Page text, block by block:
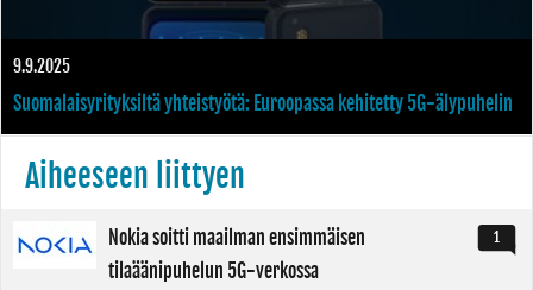
9.9.2025
Suomalaisyrityksiltä yhteistyötä: Euroopassa kehitetty 5G-älypuhelin
äärimmäisiin tietoturvatarpeisiin
Aiheeseen liittyen
1
Nokia soitti maailman ensimmäisen
tilaäänipuhelun 5G-verkossa